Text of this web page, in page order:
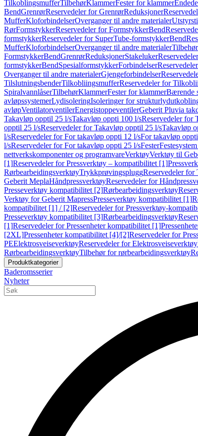
TilkoblingsmufferTilbehørKlammerFester for klammer
BendGrenrørReservedeler for GrenrørReduksjoner
MufferKloforbindelserOverganger til andre materialer
RørFormstykkerReservedeler for FormstykkerBend
formstykkerReservedeler for SuperTube-formstykkerBend
MufferKloforbindelserOverganger til andre materialerTilbehør
FormstykkerBendGrenrørReduksjonerStakeluker
formstykkerBendSpesialformstykkerForbindelser
Overganger til andre materialerGjengeforbindelser
TilslutningsbenderTilkobliingsmufferReservedeler for
SpiralvannlåserTilbehørKlammerFester for klammerBærende
avløpssystemerLydisoleringIsoleringer for
avløpVentilatorventilerEnergistoppeventilerGeberit Pluvia
Takavløp opptil 25 l/sTakavløp oppti 100 l/sReservedeler for
opptil 25 l/sReservedeler for Takavløp opptil 25 l/sTakavløp
l/sReservedeler for For takavløp oppti 12 l/sFor takavløp
l/sReservedeler for For takavløp oppti 25 l/sFester
nettverkskomponenter og programvareVerktøyVerktøy til
[1]Reservedeler for Pressverktøy – kompatibilitet [1]
RørbearbeidingsverktøyTrykkprøvingspluggReservedeler
Geberit MeplaHåndpressverktøyReservedeler for
Presseverktøy kompatibilitet [2]Rørbearbeidingsverktøy
Verktøy for Geberit MapressPresseverktøy kompatibilitet [1]
kompatibilitet [1] / [2]Reservedeler for Pressverktøy-
Presseverktøy kompatibilitet [3]Rørbearbeidingsverktøy
[1]Reservedeler for Pressenheter kompatibilitet [1]
[2XL]Pressenheter kompatibilitet [4]/[2]Reservedeler for
PEElektrosveiseverktøyReservedeler for Elektrosveiseverktøy
RørbearbeidingsverktøyTilbehør for rørbearbeidingsverktøy
Produktkategorier
Baderomsserier
Nyheter